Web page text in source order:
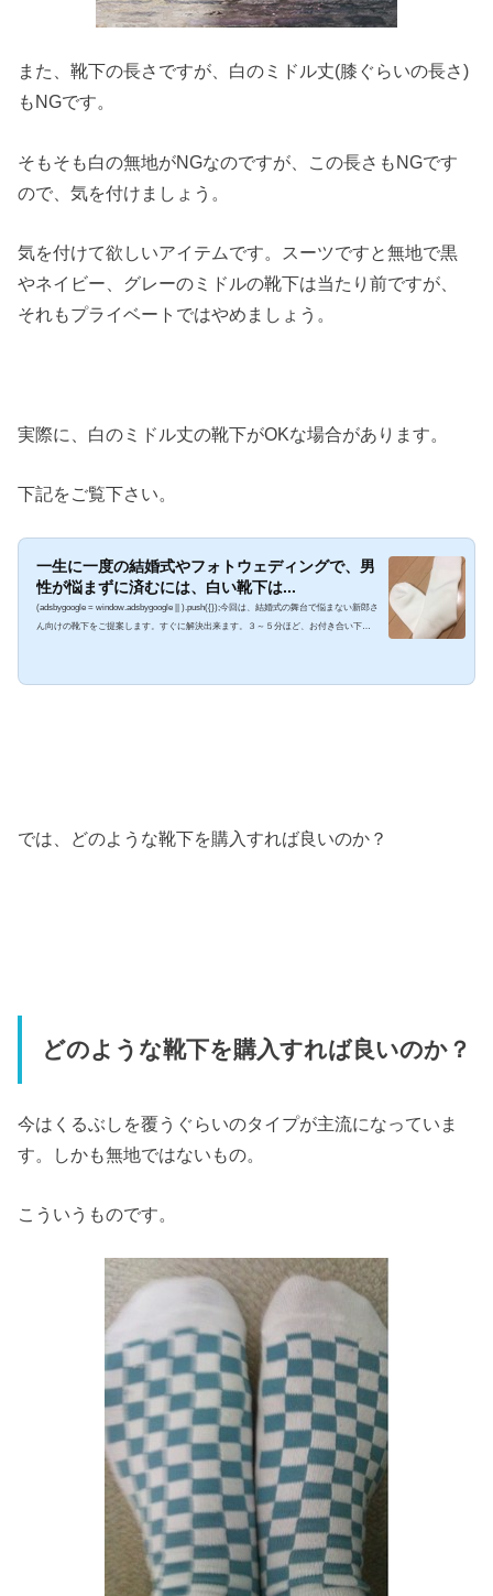
また、靴下の長さですが、白のミドル丈(膝ぐらいの長さ)
もNGです。
そもそも白の無地がNGなのですが、この長さもNGです
ので、気を付けましょう。
気を付けて欲しいアイテムです。スーツですと無地で黒
やネイビー、グレーのミドルの靴下は当たり前ですが、
それもプライベートではやめましょう。
実際に、白のミドル丈の靴下がOKな場合があります。
下記をご覧下さい。
一生に一度の結婚式やフォトウェディングで、男
性が悩まずに済むには、白い靴下は...
(adsbygoogle = window.adsbygoogle || ).push({});今回は、結婚式の舞台で悩まない新郎さ
ん向けの靴下をご提案します。すぐに解決出来ます。３～５分ほど、お付き合い下さ
スメです。結婚式やフォトウェディングでは、男性は全ての衣装がレンタル出来ると
では、どのような靴下を購入すれば良いのか？
どのような靴下を購入すれば良いのか？
今はくるぶしを覆うぐらいのタイプが主流になっていま
す。しかも無地ではないもの。
こういうものです。